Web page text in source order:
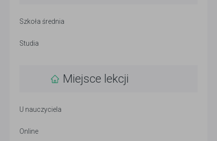
Szkoła średnia
Studia
Miejsce lekcji
U nauczyciela
Online